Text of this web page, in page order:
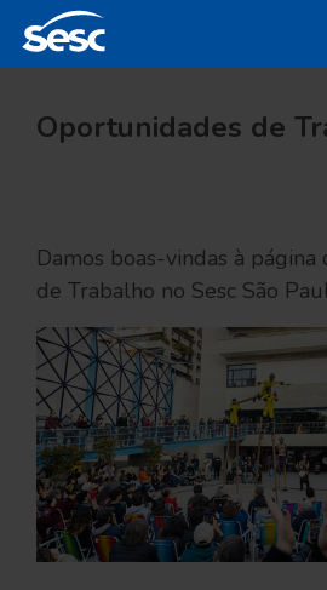
Oportunidades de
Damos boas-vindas à
de Trabalho no Sesc São